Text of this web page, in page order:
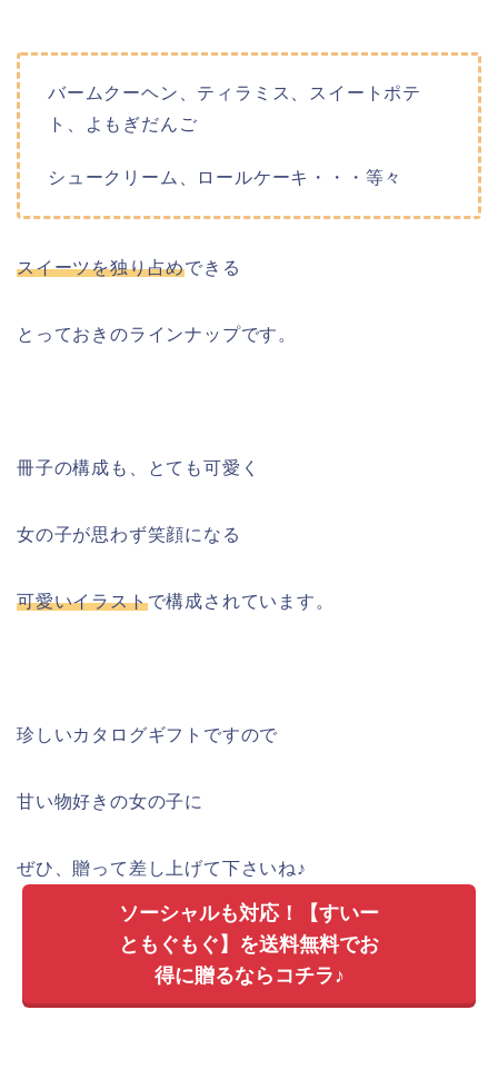
バームクーヘン、ティラミス、スイートポテ
ト、よもぎだんご
シュークリーム、ロールケーキ・・・等々
スイーツを独り占めできる
とっておきのラインナップです。
冊子の構成も、とても可愛く
女の子が思わず笑顔になる
可愛いイラストで構成されています。
珍しいカタログギフトですので
甘い物好きの女の子に
ぜひ、贈って差し上げて下さいね♪
ソーシャルも対応！【すいー
ともぐもぐ】を送料無料でお
得に贈るならコチラ♪